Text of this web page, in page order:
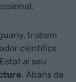
trobem
científics
al seu
. Abans de